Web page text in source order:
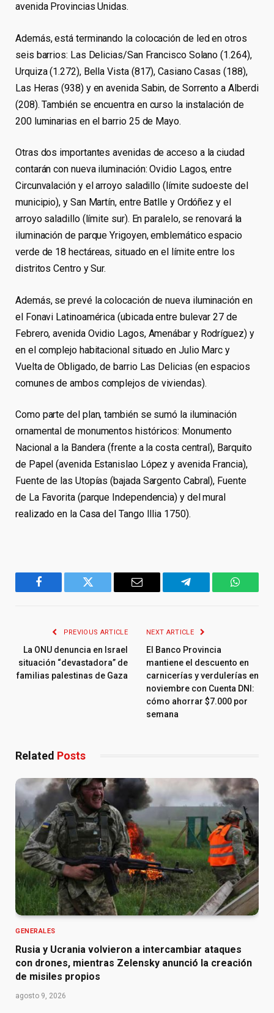
avenida Provincias Unidas.
Además, está terminando la colocación de led en otros
seis barrios: Las Delicias/San Francisco Solano (1.264),
Urquiza (1.272), Bella Vista (817), Casiano Casas (188),
Las Heras (938) y en avenida Sabin, de Sorrento a Alberdi
(208). También se encuentra en curso la instalación de
200 luminarias en el barrio 25 de Mayo.
Otras dos importantes avenidas de acceso a la ciudad
contarán con nueva iluminación: Ovidio Lagos, entre
Circunvalación y el arroyo saladillo (límite sudoeste del
municipio), y San Martín, entre Batlle y Ordóñez y el
arroyo saladillo (límite sur). En paralelo, se renovará la
iluminación de parque Yrigoyen, emblemático espacio
verde de 18 hectáreas, situado en el límite entre los
distritos Centro y Sur.
Además, se prevé la colocación de nueva iluminación en
el Fonavi Latinoamérica (ubicada entre bulevar 27 de
Febrero, avenida Ovidio Lagos, Amenábar y Rodríguez) y
en el complejo habitacional situado en Julio Marc y
Vuelta de Obligado, de barrio Las Delicias (en espacios
comunes de ambos complejos de viviendas).
Como parte del plan, también se sumó la iluminación
ornamental de monumentos históricos: Monumento
Nacional a la Bandera (frente a la costa central), Barquito
de Papel (avenida Estanislao López y avenida Francia),
Fuente de las Utopías (bajada Sargento Cabral), Fuente
de La Favorita (parque Independencia) y del mural
realizado en la Casa del Tango Illia 1750).
Facebook Twitter Email Telegram
PREVIOUS ARTICLE
La ONU denuncia en Israel
situación “devastadora” de
familias palestinas de Gaza
NEXT ARTICLE
El Banco Provincia
mantiene el descuento en
carnicerías y verdulerías en
noviembre con Cuenta DNI:
cómo ahorrar $7.000 por
semana
Related Posts
GENERALES
Rusia y Ucrania volvieron a intercambiar ataques
con drones, mientras Zelensky anunció la creación
de misiles propios
agosto 9, 2026